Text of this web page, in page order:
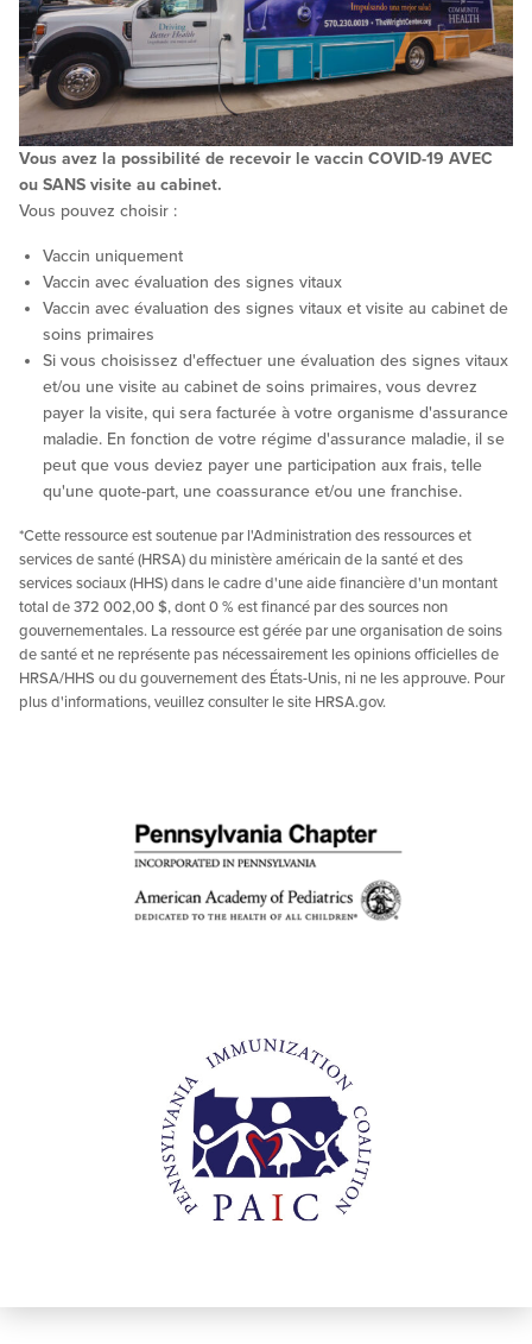
Vous avez la possibilité de recevoir le vaccin COVID-19 AVEC
ou SANS visite au cabinet.
Vous pouvez choisir :
Vaccin uniquement
Vaccin avec évaluation des signes vitaux
Vaccin avec évaluation des signes vitaux et visite au cabinet de
soins primaires
Si vous choisissez d'effectuer une évaluation des signes vitaux
et/ou une visite au cabinet de soins primaires, vous devrez
payer la visite, qui sera facturée à votre organisme d'assurance
maladie. En fonction de votre régime d'assurance maladie, il se
peut que vous deviez payer une participation aux frais, telle
qu'une quote-part, une coassurance et/ou une franchise.
*Cette ressource est soutenue par l'Administration des ressources et
services de santé (HRSA) du ministère américain de la santé et des
services sociaux (HHS) dans le cadre d'une aide financière d'un montant
total de 372 002,00 $, dont 0 % est financé par des sources non
gouvernementales. La ressource est gérée par une organisation de soins
de santé et ne représente pas nécessairement les opinions officielles de
HRSA/HHS ou du gouvernement des États-Unis, ni ne les approuve. Pour
plus d'informations, veuillez consulter le site HRSA.gov.